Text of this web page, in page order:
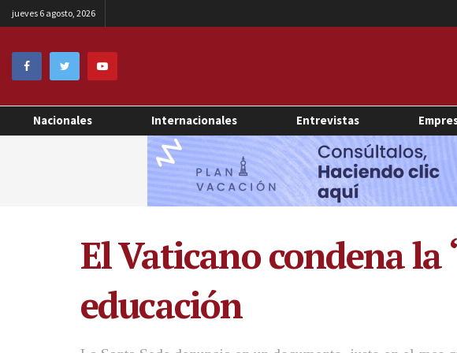
jueves 6 agosto, 2026
Nacionales Internacionales Entrevistas
El Vaticano condena la
educación